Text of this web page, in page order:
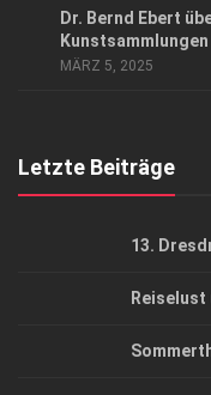
Dr. Bernd Ebert
MÄRZ 5, 2025
Letzte Beiträge
13.
Reiselust